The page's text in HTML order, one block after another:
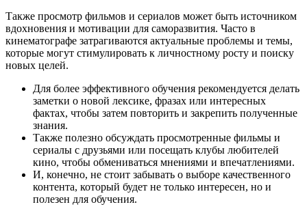
Также просмотр фильмов и сериалов может быть источником
вдохновения и мотивации для саморазвития. Часто в
кинематографе затрагиваются актуальные проблемы и темы,
которые могут стимулировать к личностному росту и поиску
новых целей.
Для более эффективного обучения рекомендуется делать
заметки о новой лексике, фразах или интересных
фактах, чтобы затем повторить и закрепить полученные
знания.
Также полезно обсуждать просмотренные фильмы и
сериалы с друзьями или посещать клубы любителей
кино, чтобы обмениваться мнениями и впечатлениями.
И, конечно, не стоит забывать о выборе качественного
контента, который будет не только интересен, но и
полезен для обучения.